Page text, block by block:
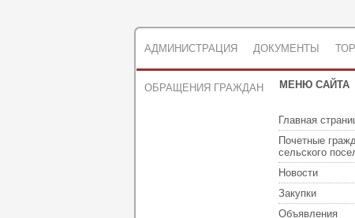
АДМИНИСТРАЦИЯ ДОКУМЕНТЫ
ОБРАЩЕНИЯ ГРАЖДАН МЕНЮ САЙТА
Главная
Почетные
сельского
Новости
Закупки
Объявления